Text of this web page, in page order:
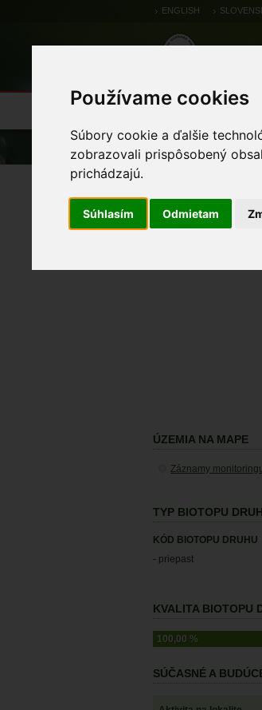
Používame cookies
Súbory cookie a ďalšie
zobrazovali prispôsobený
prichádzajú.
Súhlasím Odmietam
ENGLISH
netopier
ÚZEMIA NA MAPE
Záznamy
TYP BIOTOPU
KÓD BIOTOPU DRUHU
- priepast
KVALITA BIOTOPU
100,00 %
SÚČASNÉ A